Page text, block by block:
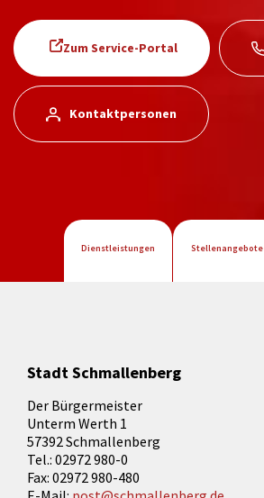
Zum Service-Portal
Kontaktpersonen
Dienstleistungen Stellenangebote
Stadt Schmallenberg
Der Bürgermeister
Unterm Werth 1
57392 Schmallenberg
Tel.: 02972 980-0
Fax: 02972 980-480